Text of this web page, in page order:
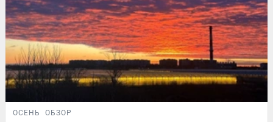
ОСЕНЬ ОБЗОР